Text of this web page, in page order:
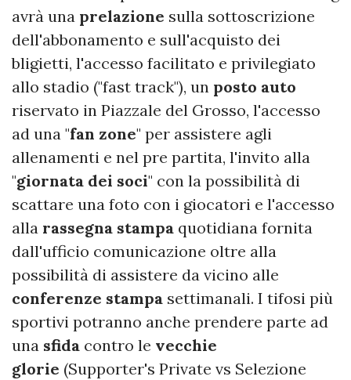
avrà una prelazione sulla sottoscrizione
dell'abbonamento e sull'acquisto dei
bligietti, l'accesso facilitato e privilegiato
allo stadio ("fast track"), un posto auto
riservato in Piazzale del Grosso, l'accesso
ad una "fan zone" per assistere agli
allenamenti e nel pre partita, l'invito alla
"giornata dei soci" con la possibilità di
scattare una foto con i giocatori e l'accesso
alla rassegna stampa quotidiana fornita
dall'ufficio comunicazione oltre alla
possibilità di assistere da vicino alle
conferenze stampa settimanali. I tifosi più
sportivi potranno anche prendere parte ad
una sfida contro le vecchie
glorie (Supporter's Private vs Selezione